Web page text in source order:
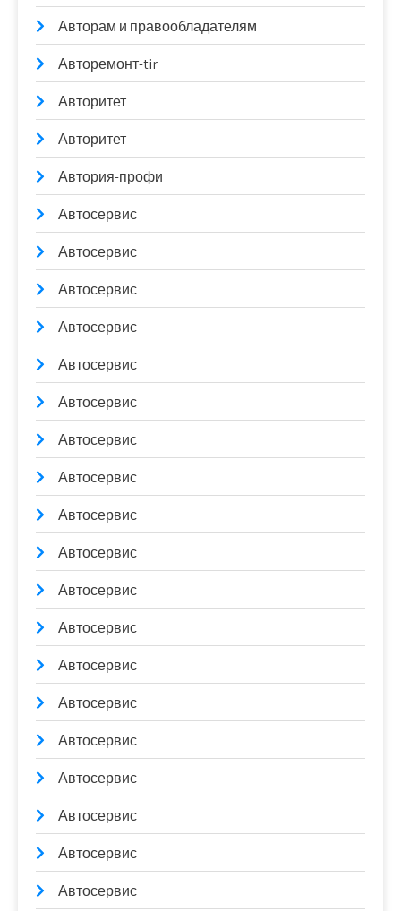
Авторам и правообладателям
Авторемонт-tir
Авторитет
Авторитет
Автория-профи
Автосервис
Автосервис
Автосервис
Автосервис
Автосервис
Автосервис
Автосервис
Автосервис
Автосервис
Автосервис
Автосервис
Автосервис
Автосервис
Автосервис
Автосервис
Автосервис
Автосервис
Автосервис
Автосервис